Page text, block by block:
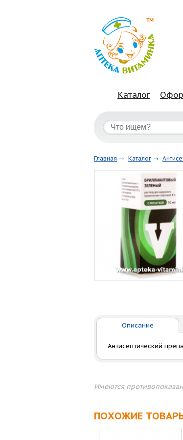
Каталог
Главная Каталог
Описание
Антисептический
Имеются
ПОХОЖИЕ